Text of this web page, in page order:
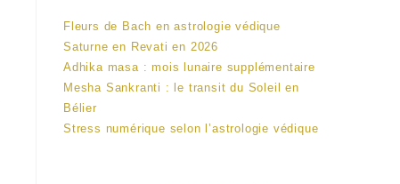
Fleurs de Bach en astrologie védique
Saturne en Revati en 2026
Adhika masa : mois lunaire supplémentaire
Mesha Sankranti : le transit du Soleil en
Bélier
Stress numérique selon l’astrologie védique